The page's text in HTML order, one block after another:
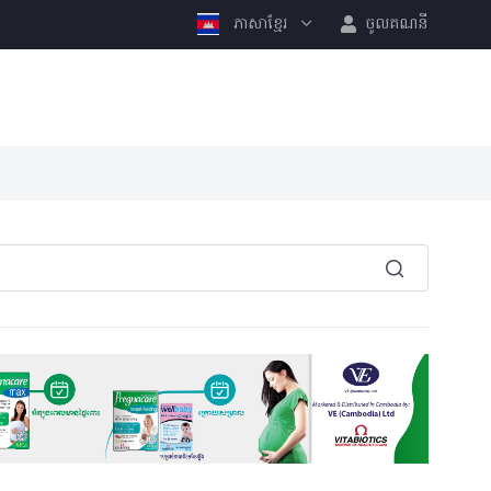
ភាសាខ្មែរ ចូលគណនី